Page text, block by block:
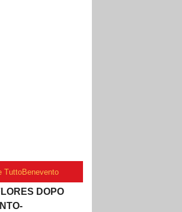
TuttoBenevento
DOPO